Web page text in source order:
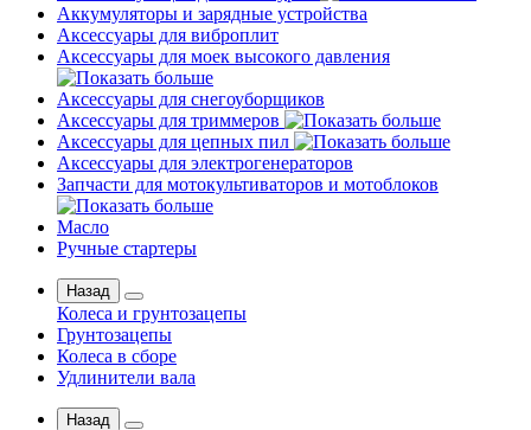
Аккумуляторы и зарядные устройства
Аксессуары для виброплит
Аксессуары для моек высокого давления
Аксессуары для снегоуборщиков
Аксессуары для триммеров
Аксессуары для цепных пил
Аксессуары для электрогенераторов
Запчасти для мотокультиваторов и мотоблоков
Масло
Ручные стартеры
Назад
Колеса и грунтозацепы
Грунтозацепы
Колеса в сборе
Удлинители вала
Назад